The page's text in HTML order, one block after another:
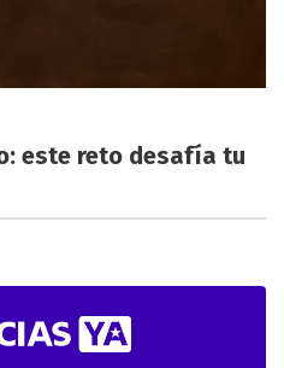
este reto desafía tu